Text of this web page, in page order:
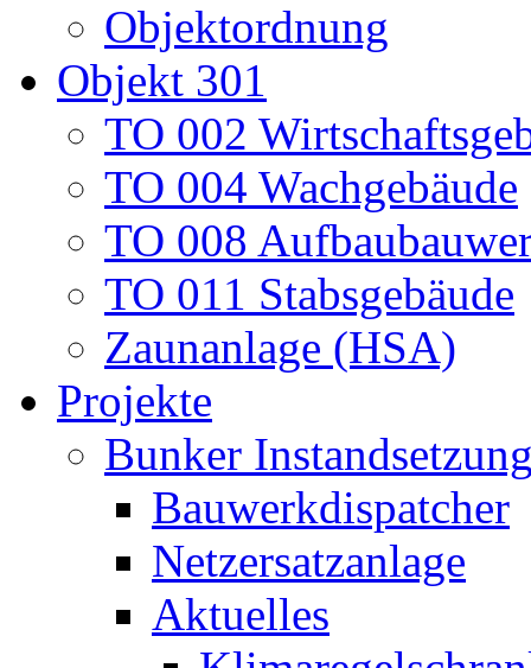
Objektordnung
Objekt 301
TO 002
TO 004 Wachgebäude
TO 008
TO 011 Stabsgebäude
Zaunanlage (HSA)
Projekte
Bunker
Bauwerkdispatcher
Netzersatzanlage
Aktuelles